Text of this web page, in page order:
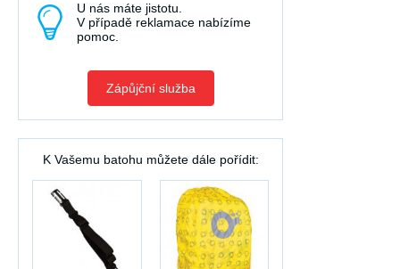
U nás máte jistotu.
V případě reklamace nabízíme
pomoc.
Zápůjční služba
K Vašemu batohu můžete dále pořídit: